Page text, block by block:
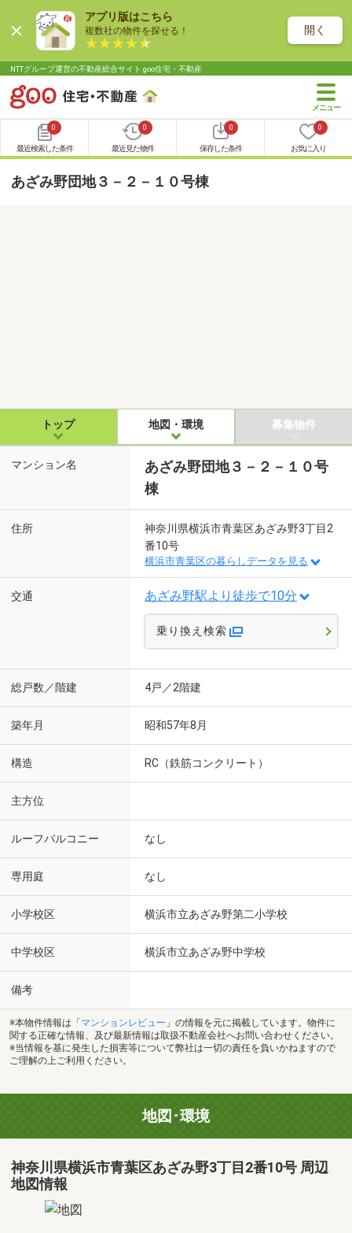
アプリ版はこちら
複数社の物件を探せる！ 開く
NTTグループ運営の不動産総合サイト goo住宅・不動産
0
最近検索した条件
0
最近見た物件
0
保存した条件
0
お気に入り
あざみ野団地３－２－１０号棟
トップ 地図・環境 募集物件
マンション名
あざみ野団地３－２－１０号
棟
住所
神奈川県横浜市青葉区あざみ野3丁目2
番10号
横浜市青葉区の暮らしデータを見る
交通 あざみ野駅より徒歩で10分
乗り換え検索
総戸数／階建 4戸／2階建
築年月 昭和57年8月
構造 RC（鉄筋コンクリート）
主方位
ルーフバルコニー なし
専用庭 なし
小学校区 横浜市立あざみ野第二小学校
中学校区 横浜市立あざみ野中学校
備考
※本物件情報は「 マンションレビュー 」の情報を元に掲載しています。物件に
関する正確な情報、及び最新情報は取扱不動産会社へお問い合わせください。
※当情報を基に発生した損害等について弊社は一切の責任を負いかねますので
ご理解の上ご利用ください。
地図･環境
神奈川県横浜市青葉区あざみ野3丁目2番10号 周辺
地図情報